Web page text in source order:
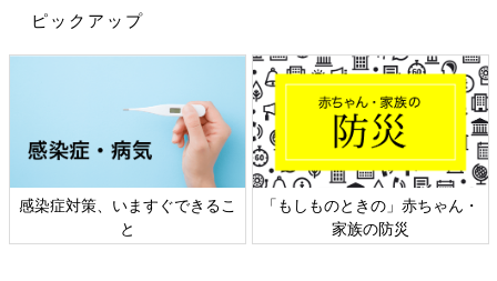
ピックアップ
感染症対策、いますぐできるこ
と
「もしものときの」赤ちゃん・
家族の防災